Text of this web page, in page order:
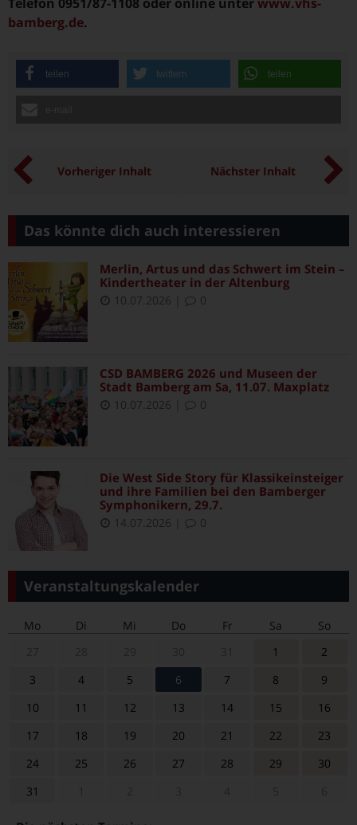
bamberg.de.
teilen twittern teilen
Vorheriger Inhalt Nächster Inhalt
Das könnte dich auch interessieren
Merlin, Artus und das Schwert im Stein –
Kindertheater in der Altenburg
10.07.2026 0
CSD BAMBERG 2026 und Museen der
Stadt Bamberg am Sa, 11.07. Maxplatz
10.07.2026 0
Die West Side Story für Klassikeinsteiger
und ihre Familien bei den Bamberger
Symphonikern, 29.7.
14.07.2026 0
Veranstaltungskalender
Mo Di Mi Do Fr Sa
So
1
2
3
4 5 6 7 8
9
10
11 12 13 14 15
16
17
18 19 20 21 22
23
24
25 26 27 28 29
30
31